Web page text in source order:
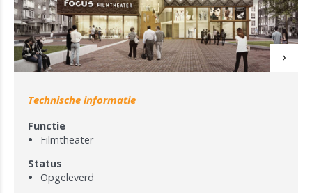
Technische informatie
Functie
Filmtheater
Status
Opgeleverd